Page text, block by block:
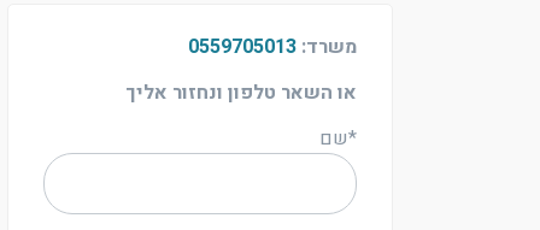
משרד: 0559705013
או השאר טלפון ונחזור אליך
*שם